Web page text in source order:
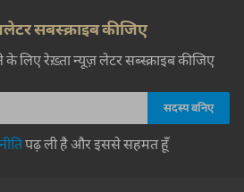
सबस्क्राइब कीजिए
के लिए रेख़्ता न्यूज़ लेटर सब्स्क्राइब कीजिए
पढ़ ली है और इससे सहमत हूँ